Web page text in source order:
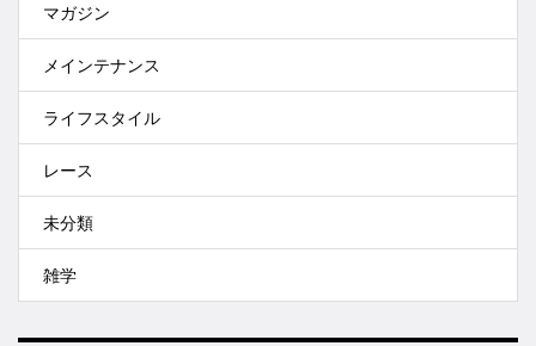
マガジン
メインテナンス
ライフスタイル
レース
未分類
雑学